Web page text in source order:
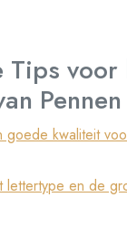
Tips voor
goede kwaliteit
lettertype en de